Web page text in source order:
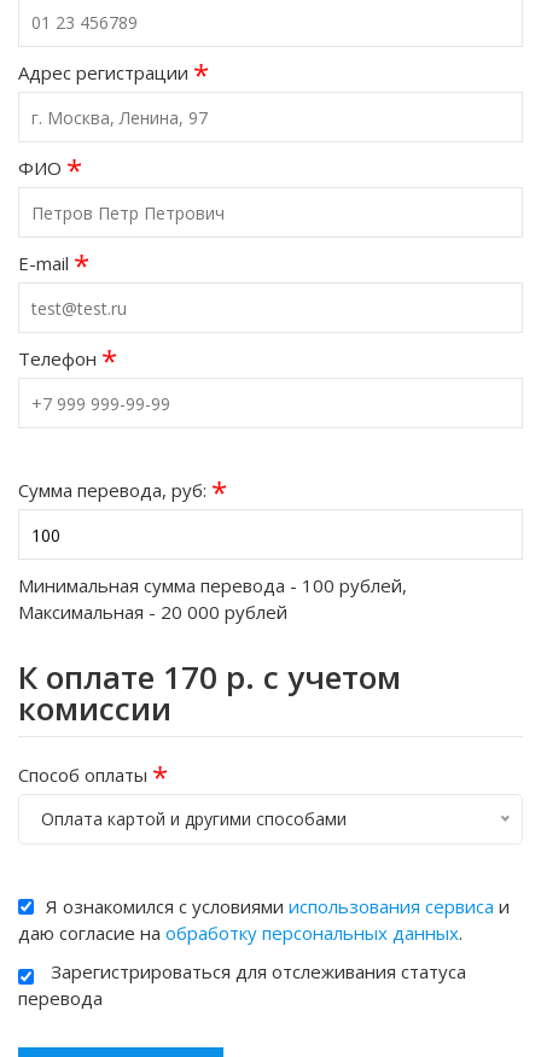
Адрес регистрации *
ФИО *
E-mail *
Телефон *
Сумма перевода, руб: *
Минимальная сумма перевода - 100 рублей,
Максимальная - 20 000 рублей
К оплате 170 р. с учетом
комиссии
Способ оплаты *
Оплата картой и другими способами
Я ознакомился с условиями использования сервиса и
даю согласие на обработку персональных данных.
Зарегистрироваться для отслеживания статуса
перевода